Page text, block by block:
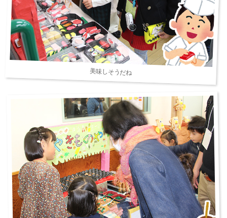
美味しそうだね